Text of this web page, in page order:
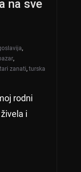
na sve
,
,
zanati, turska
rodni
i